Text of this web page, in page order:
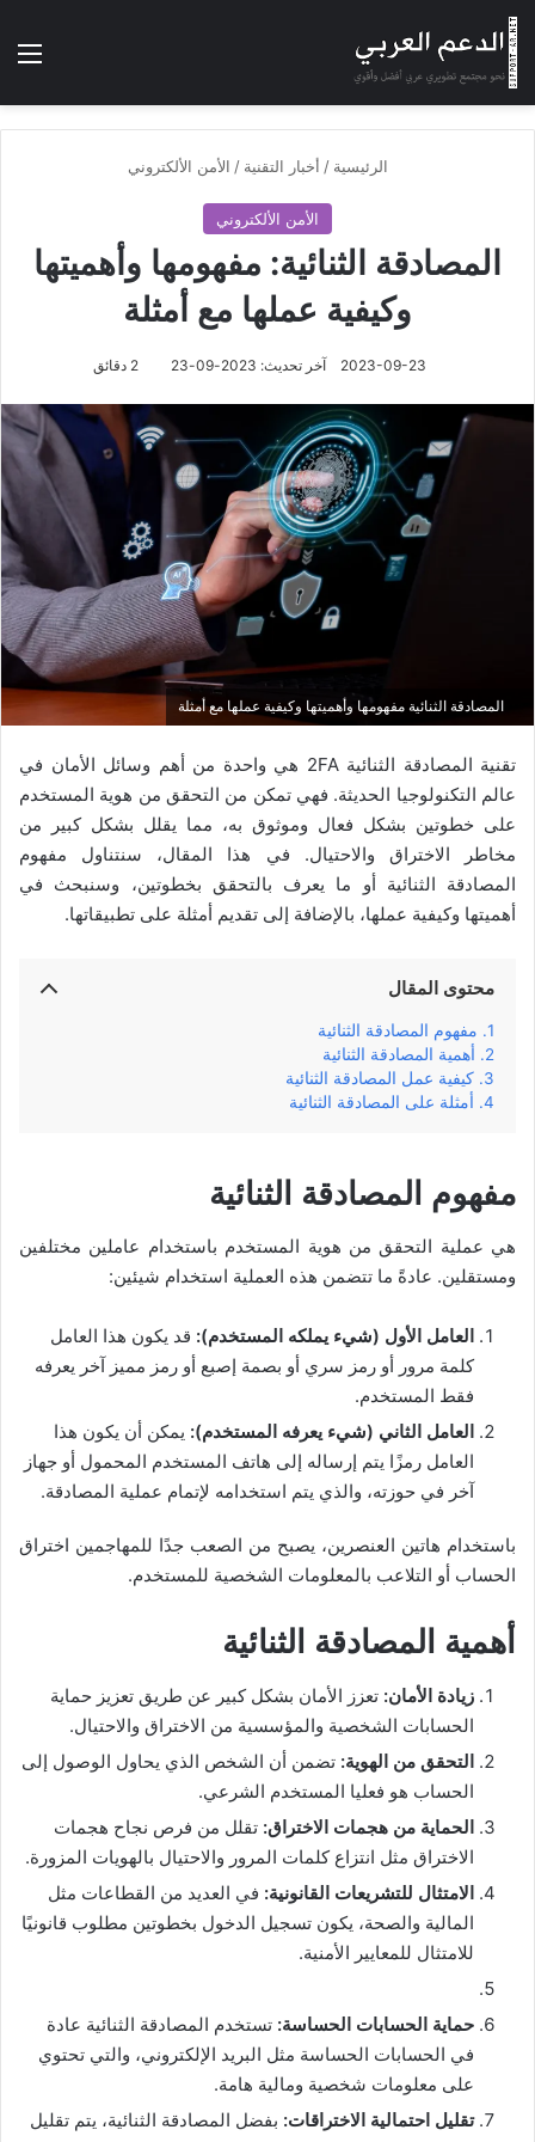
بحثالوضع
الرئيسية / أخبار التقنية / الأمن الألكتروني
الأمن الألكتروني
المصادقة الثنائية: مفهومها وأهميتها
وكيفية عملها مع أمثلة
2023-09-23 آخر تحديث: 2023-09-23
المصادقة الثنائية مفهومها وأهميتها وكيفية عملها مع أمثلة
تقنية المصادقة الثنائية 2FA هي واحدة من أهم وسائل الأمان في
عالم التكنولوجيا الحديثة. فهي تمكن من التحقق من هوية المستخدم
على خطوتين بشكل فعال وموثوق به، مما يقلل بشكل كبير من
مخاطر الاختراق والاحتيال. في هذا المقال، سنتناول مفهوم
المصادقة الثنائية أو ما يعرف بالتحقق بخطوتين، وسنبحث في
أهميتها وكيفية عملها، بالإضافة إلى تقديم أمثلة على تطبيقاتها.
محتوى المقال
مفهوم المصادقة الثنائية
أهمية المصادقة الثنائية
كيفية عمل المصادقة الثنائية
أمثلة على المصادقة الثنائية
مفهوم المصادقة الثنائية
هي عملية التحقق من هوية المستخدم باستخدام عاملين مختلفين
ومستقلين. عادةً ما تتضمن هذه العملية استخدام شيئين:
العامل الأول (شيء يملكه المستخدم): قد يكون هذا العامل
كلمة مرور أو رمز سري أو بصمة إصبع أو رمز مميز آخر يعرفه
فقط المستخدم.
العامل الثاني (شيء يعرفه المستخدم): يمكن أن يكون هذا
العامل رمزًا يتم إرساله إلى هاتف المستخدم المحمول أو جهاز
آخر في حوزته، والذي يتم استخدامه لإتمام عملية المصادقة.
باستخدام هاتين العنصرين، يصبح من الصعب جدًا للمهاجمين اختراق
الحساب أو التلاعب بالمعلومات الشخصية للمستخدم.
أهمية المصادقة الثنائية
زيادة الأمان: تعزز الأمان بشكل كبير عن طريق تعزيز حماية
الحسابات الشخصية والمؤسسية من الاختراق والاحتيال.
التحقق من الهوية: تضمن أن الشخص الذي يحاول الوصول إلى
الحساب هو فعليا المستخدم الشرعي.
الحماية من هجمات الاختراق: تقلل من فرص نجاح هجمات
الاختراق مثل انتزاع كلمات المرور والاحتيال بالهويات المزورة.
الامتثال للتشريعات القانونية: في العديد من القطاعات مثل
المالية والصحة، يكون تسجيل الدخول بخطوتين مطلوب قانونيًا
للامتثال للمعايير الأمنية.
حماية الحسابات الحساسة: تستخدم المصادقة الثنائية عادة
في الحسابات الحساسة مثل البريد الإلكتروني، والتي تحتوي
على معلومات شخصية ومالية هامة.
تقليل احتمالية الاختراقات: بفضل المصادقة الثنائية، يتم تقليل